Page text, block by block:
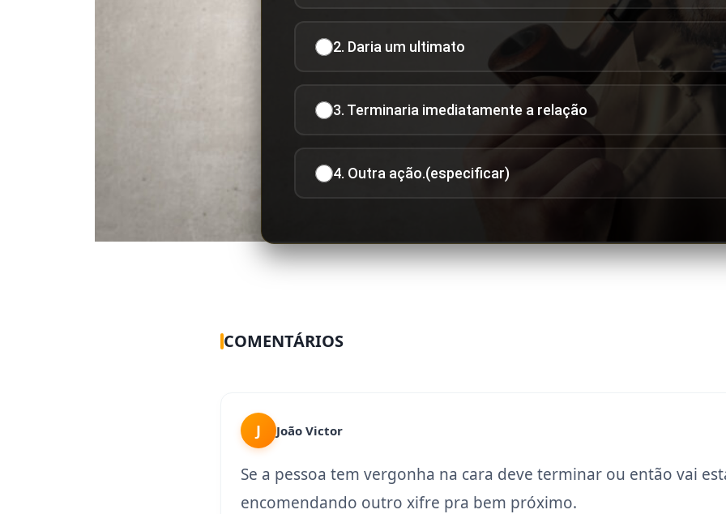
2. Daria um ultimato
3. Terminaria imediatamente a relação
4. Outra ação.(especificar)
COMENTÁRIOS
J João Victor
Se a pessoa tem vergonha na cara deve terminar ou então vai
encomendando outro xifre pra bem próximo.